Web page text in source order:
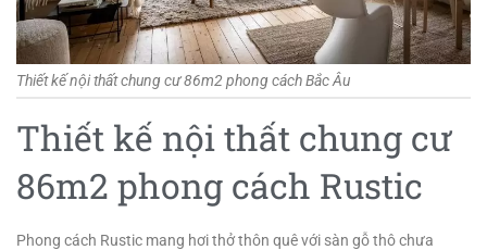
Thiết kế nội thất chung cư 86m2 phong cách Bắc Âu
Thiết kế nội thất chung cư
86m2 phong cách Rustic
Phong cách Rustic mang hơi thở thôn quê với sàn gỗ thô chưa